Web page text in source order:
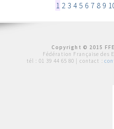
1 2 3 4 5 6 7 8 9
Copyright © 2015
Fédération Française des
tél : 01 39 44 65 80 | contact :